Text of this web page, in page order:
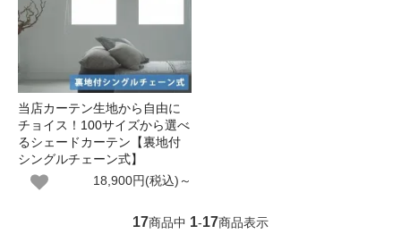
当店カーテン生地から自由に
チョイス！100サイズから選べ
るシェードカーテン【裏地付
シングルチェーン式】
18,900円(税込)～
17商品中 1-17商品表示